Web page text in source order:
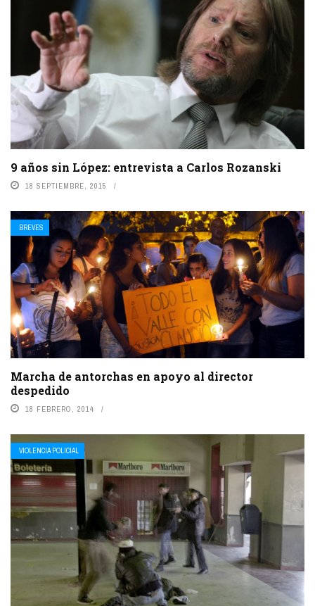
9 años sin López: entrevista a Carlos Rozanski
18 SEPTIEMBRE, 2015
BREVES
Marcha de antorchas en apoyo al director
despedido
18 FEBRERO, 2014
VIOLENCIA POLICIAL